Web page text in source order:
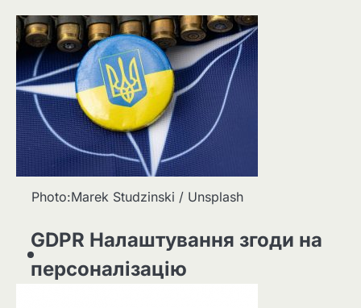
Photo:Marek Studzinski / Unsplash
GDPR Налаштування згоди на
персоналізацію